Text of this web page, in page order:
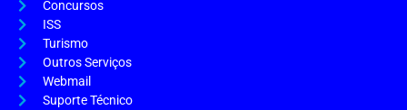
Concursos
ISS
Turismo
Outros Serviços
Webmail
Suporte Técnico